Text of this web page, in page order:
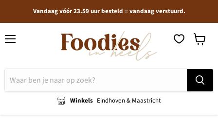
Vandaag vóór 23.59 uur besteld = vandaag verstuurd.
Winkels Eindhoven & Maastricht